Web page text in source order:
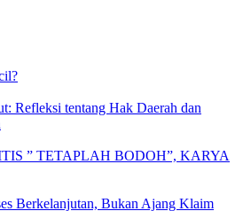
Refleksi tentang Hak Daerah dan
” TETAPLAH BODOH”, KARYA
Berkelanjutan, Bukan Ajang Klaim